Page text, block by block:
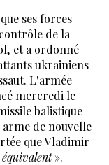
ses forces
de la
et a ordonné
ukrainiens
L'armée
mercredi le
balistique
de nouvelle
que Vladimir
équivalent».